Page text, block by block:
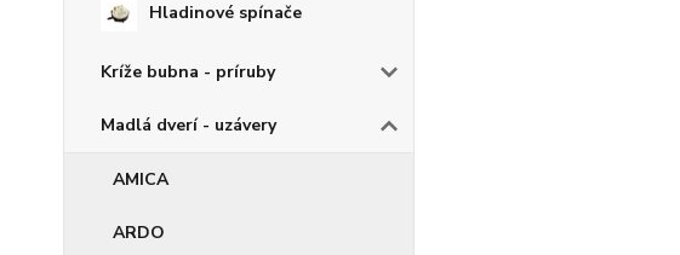
Hladinové spínače
Kríže bubna - príruby
Madlá dverí - uzávery
AMICA
ARDO